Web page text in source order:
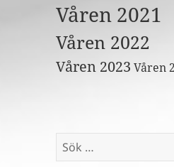
Våren 2021
Våren 2022
Våren 2023 Våren
Sök
efter: